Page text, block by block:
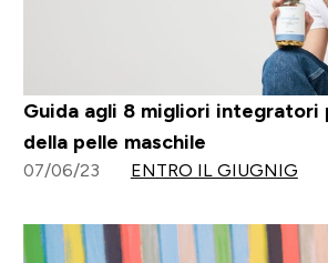
Guida agli 8 migliori integratori
della pelle maschile
07/06/23 ENTRO IL GIUGNIG